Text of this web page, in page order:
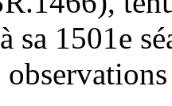
sa 1501e